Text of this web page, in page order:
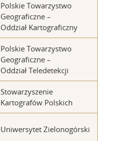
Polskie Towarzystwo
Geograficzne –
Oddział Kartograficzny
Polskie Towarzystwo
Geograficzne –
Oddział Teledetekcji
Stowarzyszenie
Kartografów Polskich
Uniwersytet Zielonogórski